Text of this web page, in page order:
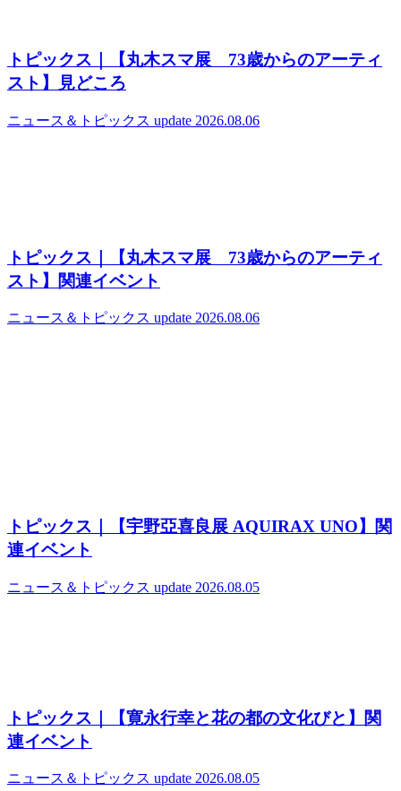
トピックス｜【丸木スマ展 73歳からのアーティ
スト】見どころ
ニュース＆トピックス update 2026.08.06
トピックス｜【丸木スマ展 73歳からのアーティ
スト】関連イベント
ニュース＆トピックス update 2026.08.06
トピックス｜【宇野亞喜良展 AQUIRAX UNO】関
連イベント
ニュース＆トピックス update 2026.08.05
トピックス｜【寛永行幸と花の都の文化びと】関
連イベント
ニュース＆トピックス update 2026.08.05